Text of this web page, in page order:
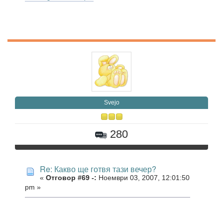
Svejo
280
Re: Какво ще готвя тази вечер?
« Отговор #69 -: Ноември 03, 2007, 12:01:50
pm »